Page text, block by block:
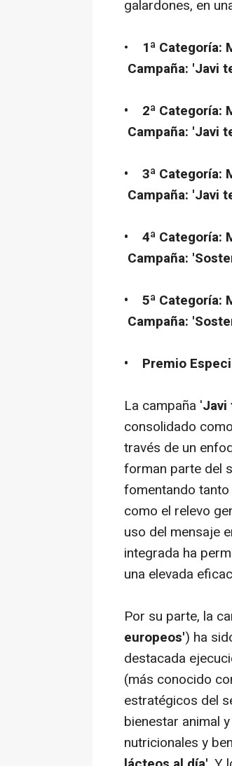
galardones, en
• 1ª Categoría:
Campaña: 'Javi
• 2ª Categoría:
Campaña: 'Javi
• 3ª Categoría:
Campaña: 'Javi
• 4ª Categoría:
Campaña:
• 5ª Categoría:
Campaña:
• Premio
La campaña 'Javi
consolidado
través de un
forman parte del
fomentando
como el relevo
uso del mensaje
integrada ha
una elevada
Por su parte, la
europeos') ha
destacada
(más conocido
estratégicos del
bienestar animal
nutricionales y